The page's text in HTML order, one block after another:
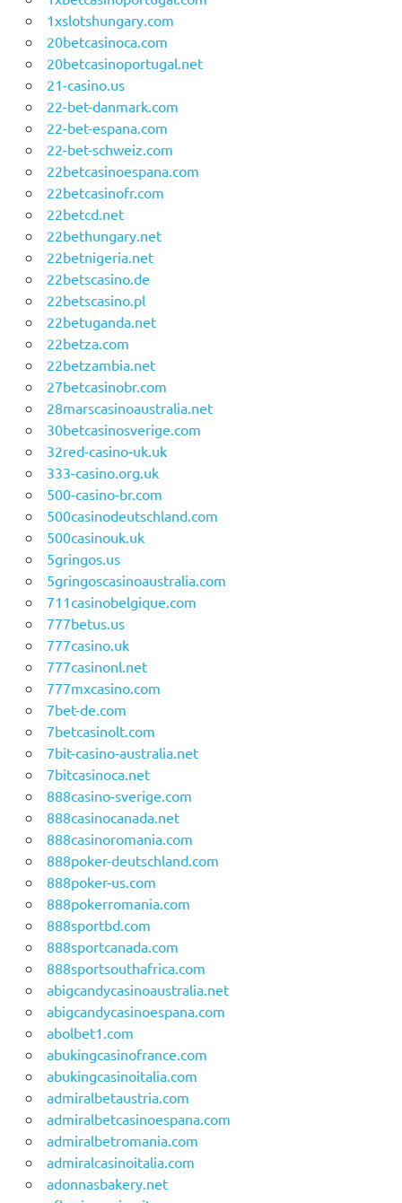
1xslotshungary.com
20betcasinoca.com
20betcasinoportugal.net
21-casino.us
22-bet-danmark.com
22-bet-espana.com
22-bet-schweiz.com
22betcasinoespana.com
22betcasinofr.com
22betcd.net
22bethungary.net
22betnigeria.net
22betscasino.de
22betscasino.pl
22betuganda.net
22betza.com
22betzambia.net
27betcasinobr.com
28marscasinoaustralia.net
30betcasinosverige.com
32red-casino-uk.uk
333-casino.org.uk
500-casino-br.com
500casinodeutschland.com
500casinouk.uk
5gringos.us
5gringoscasinoaustralia.com
711casinobelgique.com
777betus.us
777casino.uk
777casinonl.net
777mxcasino.com
7bet-de.com
7betcasinolt.com
7bit-casino-australia.net
7bitcasinoca.net
888casino-sverige.com
888casinocanada.net
888casinoromania.com
888poker-deutschland.com
888poker-us.com
888pokerromania.com
888sportbd.com
888sportcanada.com
888sportsouthafrica.com
abigcandycasinoaustralia.net
abigcandycasinoespana.com
abolbet1.com
abukingcasinofrance.com
abukingcasinoitalia.com
admiralbetaustria.com
admiralbetcasinoespana.com
admiralbetromania.com
admiralcasinoitalia.com
adonnasbakery.net